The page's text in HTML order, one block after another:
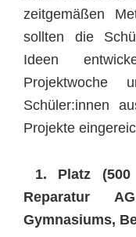
zeitgemäßen
sollten die
Ideen
Projektwoche
Schüler:innen
Projekte
1. Platz (500
Reparatur
Gymnasiums,